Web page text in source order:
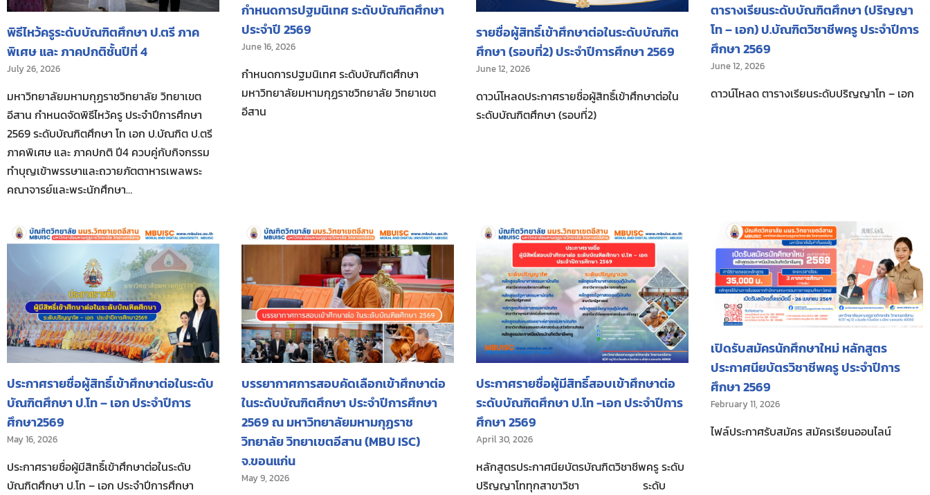
พิธีไหว้ครูระดับบัณฑิตศึกษา ป.ตรี ภาค
พิเศษ และ ภาคปกติชั้นปีที่ 4
July 26, 2026
มหาวิทยาลัยมหามกุฏราชวิทยาลัย วิทยาเขต
อีสาน กำหนดจัดพิธีไหว้ครู ประจำปีการศึกษา
2569 ระดับบัณฑิตศึกษา โท เอก ป.บัณฑิต ป.ตรี
ภาคพิเศษ และ ภาคปกติ ปี4 ควบคู่กับกิจกรรม
ทำบุญเข้าพรรษาและถวายภัตตาหารเพลพระ
คณาจารย์และพระนักศึกษา…
กำหนดการปฐมนิเทศ ระดับบัณฑิตศึกษา
ประจำปี 2569
June 16, 2026
กำหนดการปฐมนิเทศ ระดับบัณฑิตศึกษา
มหาวิทยาลัยมหามกุฏราชวิทยาลัย วิทยาเขต
อีสาน
รายชื่อผู้สิทธิ์เข้าศึกษาต่อในระดับบัณฑิต
ศึกษา (รอบที่2) ประจำปีการศึกษา 2569
June 12, 2026
ดาวน์โหลดประกาศรายชื่อผู้สิทธิ์เข้าศึกษาต่อใน
ระดับบัณฑิตศึกษา (รอบที่2)
ตารางเรียนระดับบัณฑิตศึกษา (ปริญญา
โท – เอก) ป.บัณฑิตวิชาชีพครู ประจำปีการ
ศึกษา 2569
June 12, 2026
ดาวน์โหลด ตารางเรียนระดับปริญญาโท – เอก
ประกาศรายชื่อผู้สิทธิ์เข้าศึกษาต่อในระดับ
บัณฑิตศึกษา ป.โท – เอก ประจำปีการ
ศึกษา2569
May 16, 2026
ประกาศรายชื่อผู้มีสิทธิ์เข้าศึกษาต่อในระดับ
บัณฑิตศึกษา ป.โท – เอก ประจำปีการศึกษา
บรรยากาศการสอบคัดเลือกเข้าศึกษาต่อ
ในระดับบัณฑิตศึกษา ประจำปีการศึกษา
2569 ณ มหาวิทยาลัยมหามกุฏราช
วิทยาลัย วิทยาเขตอีสาน (MBU ISC)
จ.ขอนแก่น
May 9, 2026
ประกาศรายชื่อผู้มีสิทธิ์สอบเข้าศึกษาต่อ
ระดับบัณฑิตศึกษา ป.โท -เอก ประจำปีการ
ศึกษา 2569
April 30, 2026
หลักสูตรประกาศนียบัตรบัณฑิตวิชาชีพครู ระดับ
ปริญญาโททุกสาขาวิชา ระดับ
เปิดรับสมัครนักศึกษาใหม่ หลักสูตร
ประกาศนียบัตรวิชาชีพครู ประจำปีการ
ศึกษา 2569
February 11, 2026
ไฟล์ประกาศรับสมัคร สมัครเรียนออนไลน์